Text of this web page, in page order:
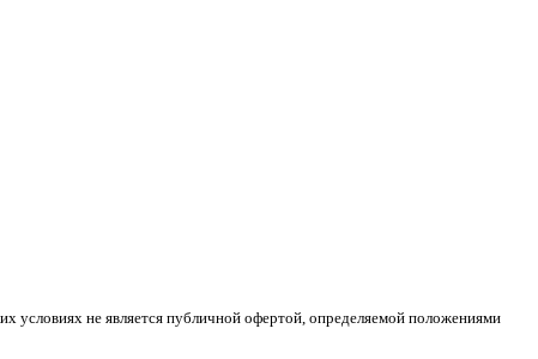
условиях не является публичной офертой, определяемой положениями